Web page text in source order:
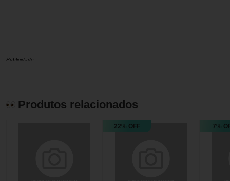
Publicidade
Produtos relacionados
22% OFF 7%